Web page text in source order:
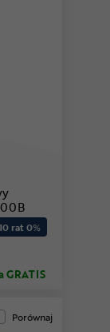
10 rat 0%
GRATIS
Porównaj